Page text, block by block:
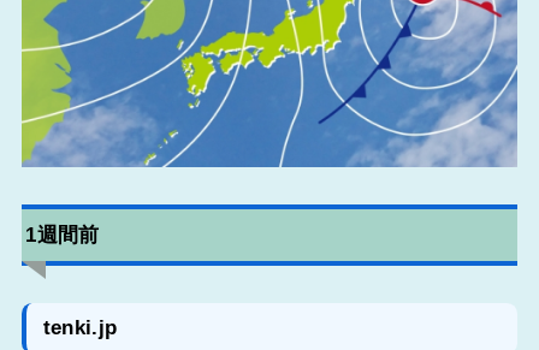
1週間前
tenki.jp